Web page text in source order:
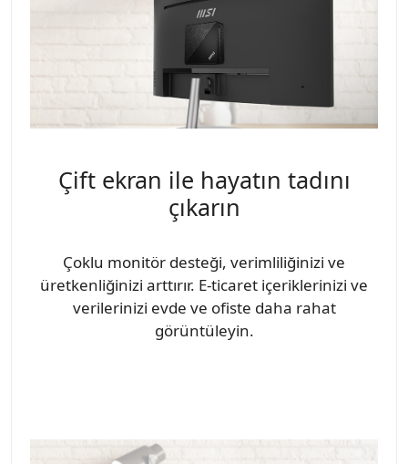
Çift ekran ile hayatın tadını
çıkarın
Çoklu monitör desteği, verimliliğinizi ve
üretkenliğinizi arttırır. E-ticaret içeriklerinizi ve
verilerinizi evde ve ofiste daha rahat
görüntüleyin.